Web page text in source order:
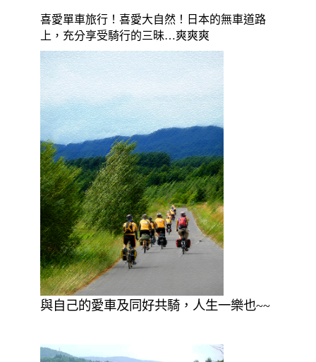
喜愛單車旅行！喜愛大自然！日本的無車道路
上，充分享受騎行的三昧…爽爽爽
與自己的愛車及同好共騎，人生一樂也~~